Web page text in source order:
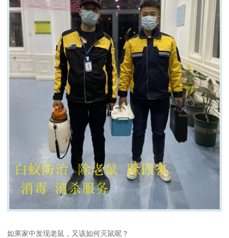
如果家中发现老鼠，又该如何灭鼠呢？